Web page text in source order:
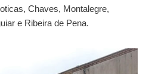
Chaves, Montalegre,
e Ribeira de Pena.